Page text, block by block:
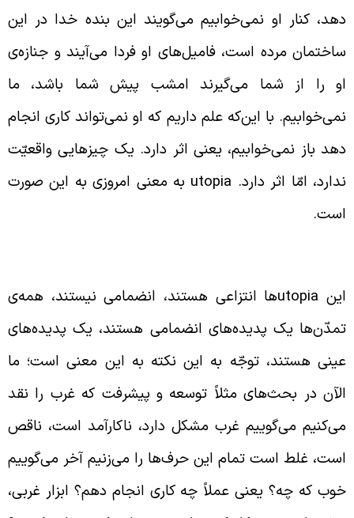
کنار او نمی‌خوابیم می‌گویند این بنده خدا در این
مرده است، فامیل‌های او فردا می‌آیند و جنازه‌ی
را از شما می‌گیرند امشب پیش شما باشد، ما
با این‌که علم داریم که او نمی‌تواند کاری انجام
باز نمی‌خوابیم، یعنی اثر دارد. یک چیزهایی واقعیّت
امّا اثر دارد.utopiaبه معنی امروزی به این صورت
utopia‌ها انتزاعی هستند، انضمامی نیستند، همه‌ی
یک پدیده‌های انضمامی هستند، یک پدیده‌های
هستند، توجّه به این نکته به این معنی است؛ ما
در بحث‌های مثلاً توسعه و پیشرفت که غرب را نقد
می‌گوییم غرب مشکل دارد، ناکارآمد است، ناقص
غلط است تمام این حرف‌ها را می‌زنیم آخر می‌گوییم
که چه؟ یعنی عملاً چه کاری انجام دهم؟ ابزار غربی،